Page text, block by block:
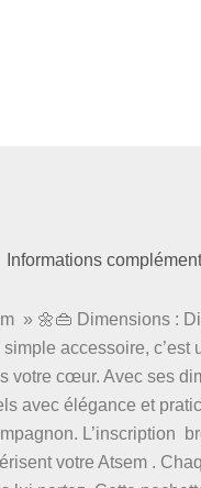
Informations
» 🌼👜 Dimensions :
accessoire,
votre cœur. Avec ses
avec élégance et
L’inscription
votre Atsem .